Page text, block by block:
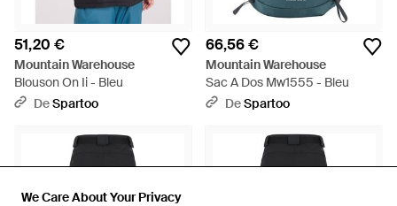
We Care About Your Privacy
We Care About Your Privacy
51,20 €
Mountain Warehouse
Blouson On Ii - Bleu
DeSpartoo
66,56 €
Mountain Warehouse
Sac A Dos Mw1555 - Bleu
DeSpartoo